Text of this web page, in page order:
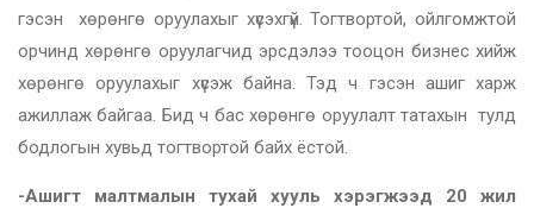
гэсэн хөрөнгө оруулахыг хүсэхгүй. Тогтвортой, ойлгомжтой
орчинд хөрөнгө оруулагчид эрсдэлээ тооцон бизнес хийж
хөрөнгө оруулахыг хүсэж байна. Тэд ч гэсэн ашиг харж
ажиллаж байгаа. Бид ч бас хөрөнгө оруулалт татахын тулд
бодлогын хувьд тогтвортой байх ёстой.
-Ашигт малтмалын тухай хууль хэрэгжээд 20 жил